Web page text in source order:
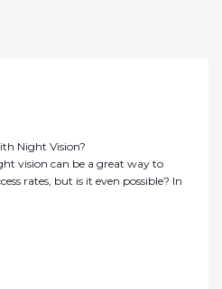
Night Vision?
vision can be a great way to
rates, but is it even possible? In